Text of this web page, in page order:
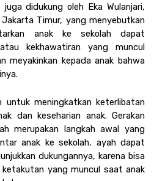
juga didukung oleh Eka Wulanjari,
Timur, yang menyebutkan
anak ke sekolah dapat
kekhawatiran yang muncul
meyakinkan kepada anak bahwa
untuk meningkatkan keterlibatan
dan keseharian anak. Gerakan
merupakan langkah awal yang
anak ke sekolah, ayah dapat
dukungannya, karena bisa
yang muncul saat anak